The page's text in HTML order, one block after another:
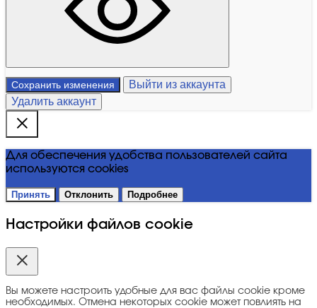
Сохранить изменения
Выйти из аккаунта
Удалить аккаунт
Для обеспечения удобства пользователей сайта
используются cookies
Принять Отклонить Подробнее
Настройки файлов cookie
Вы можете настроить удобные для вас файлы cookie кроме
необходимых. Отмена некоторых cookie может повлиять на